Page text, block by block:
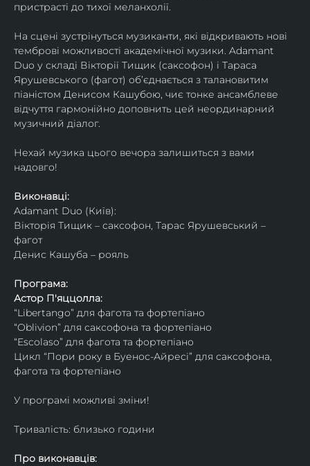
пристрасті до тихої меланхолії.
На сцені зустрінуться музиканти, які відкривають нові
темброві можливості академічної музики. Adamant
Duo у складі Вікторії Тищик (саксофон) і Тараса
Ярушевського (фагот) об’єднається з талановитим
піаністом Денисом Кашубою, чиє тонке ансамблеве
відчуття гармонійно доповнить цей неординарний
музичний діалог.
Нехай музика цього вечора залишиться з вами
надовго!
Виконавці:
Adamant Duo (Київ):
Вікторія Тищик – саксофон, Тарас Ярушевський –
фагот
Денис Кашуба – рояль
Програма:
Астор П'яццолла:
“Libertango” для фагота та фортепіано
“Oblivion” для саксофона та фортепіано
“Escolaso” для фагота та фортепіано
Цикл “Пори року в Буенос-Айресі” для саксофона,
фагота та фортепіано
У програмі можливі зміни!
Тривалість: близько години
Про виконавців: